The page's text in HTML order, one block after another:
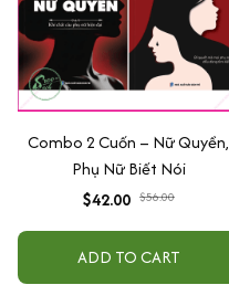
Combo 2 Cuốn – Nữ Quyền,
Phụ Nữ Biết Nói
$42.00 $56.00
ADD TO CART